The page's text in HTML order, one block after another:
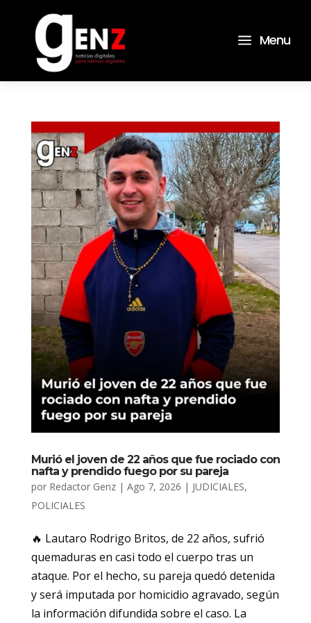
a Menu
Murió el joven de 22 años que fue rociado con
nafta y prendido fuego por su pareja
por Redactor Genz| Ago 7, 2026 | JUDICIALES,
POLICIALES
🔥 Lautaro Rodrigo Britos, de 22 años, sufrió
quemaduras en casi todo el cuerpo tras un
ataque. Por el hecho, su pareja quedó detenida
y será imputada por homicidio agravado, según
la información difundida sobre el caso. La